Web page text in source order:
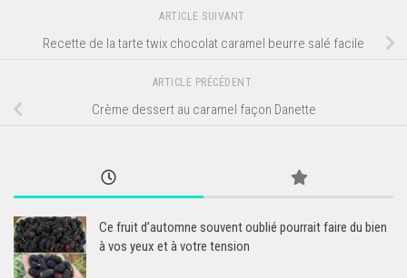
ARTICLE SUIVANT
Recette de la tarte twix chocolat caramel beurre salé facile
ARTICLE PRÉCÉDENT
Crème dessert au caramel façon Danette
Ce fruit d’automne souvent oublié pourrait faire du bien
à vos yeux et à votre tension